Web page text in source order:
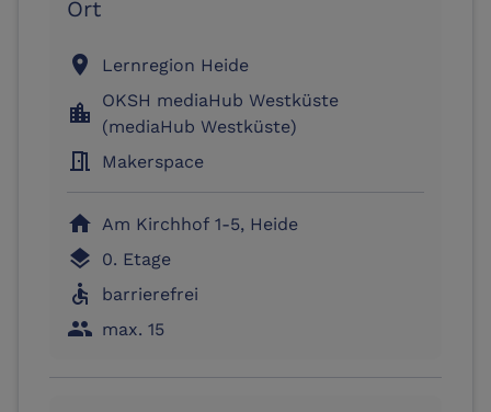
Ort
location_on Lernregion Heide
location_city
OKSH mediaHub Westküste
(mediaHub Westküste)
meeting_room Makerspace
home Am Kirchhof 1-5, Heide
layers 0. Etage
accessible barrierefrei
people max. 15